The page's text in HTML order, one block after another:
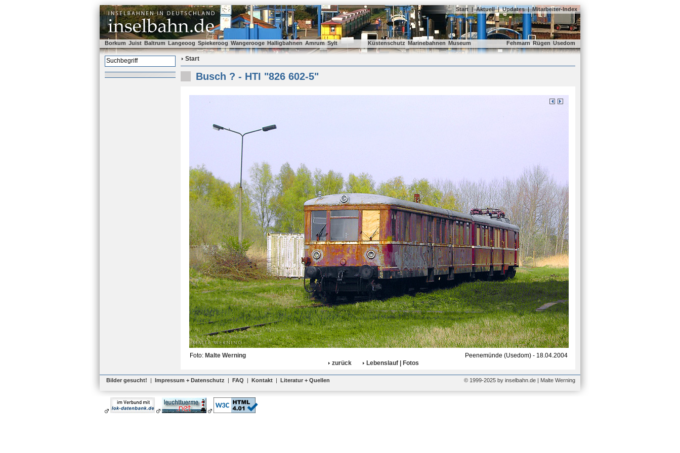
Start | Aktuell | Updates | Mitarbeiter-Index
Borkum Juist Baltrum Langeoog Spiekeroog Wangerooge Halligbahnen Amrum Sylt Küstenschutz Marinebahnen Museum Fehmarn Rügen Usedom
Start
Busch ? - HTI "826 602-5"
Foto: Malte Werning
Peenemünde (Usedom) - 18.04.2004
zurück
Lebenslauf | Fotos
Bilder gesucht! | Impressum + Datenschutz | FAQ | Kontakt | Literatur + Quellen © 1999-2025 by inselbahn.de | Malte Werning